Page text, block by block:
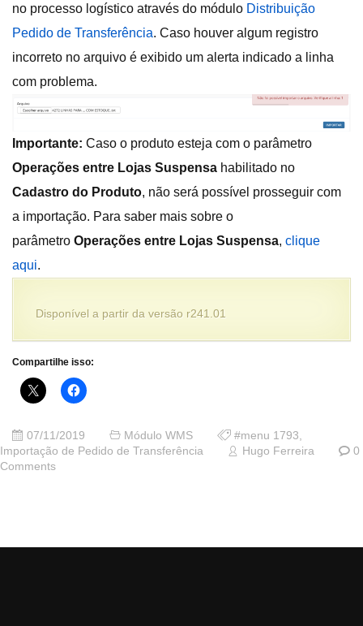
no processo logístico através do módulo Distribuição
Pedido de Transferência. Caso houver algum registro
incorreto no arquivo é exibido um alerta indicado a linha
com problema.
Importante: Caso o produto esteja com o parâmetro
Operações entre Lojas Suspensa habilitado no
Cadastro do Produto, não será possível prosseguir com
a importação. Para saber mais sobre o
parâmetro Operações entre Lojas Suspensa, clique
aqui.
Disponível a partir da versão r241.01
Compartilhe isso:
07/11/2019 Módulo WMS #menu 1793,
Importação de Pedido de Transferência
Hugo Ferreira
0
Comments